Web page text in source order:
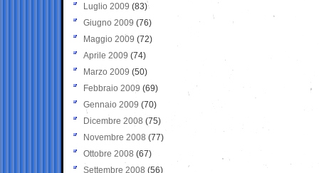
Luglio 2009 (83)
Giugno 2009 (76)
Maggio 2009 (72)
Aprile 2009 (74)
Marzo 2009 (50)
Febbraio 2009 (69)
Gennaio 2009 (70)
Dicembre 2008 (75)
Novembre 2008 (77)
Ottobre 2008 (67)
Settembre 2008 (56)